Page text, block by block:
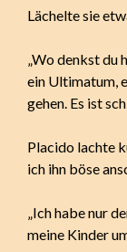
Lächelte sie
„Wo denkst du
ein Ultimatum,
gehen. Es ist
Placido lachte
ich ihn böse
„Ich habe nur
meine Kinder